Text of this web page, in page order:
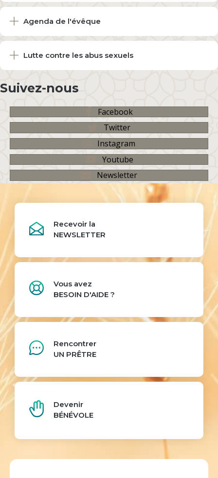
Agenda de l'évêque
Lutte contre les abus sexuels
Suivez-nous
Facebook
Twitter
Instagram
Youtube
Newsletter
Recevoir la
NEWSLETTER
Vous avez
BESOIN D'AIDE ?
Rencontrer
UN PRÊTRE
Devenir
BÉNÉVOLE